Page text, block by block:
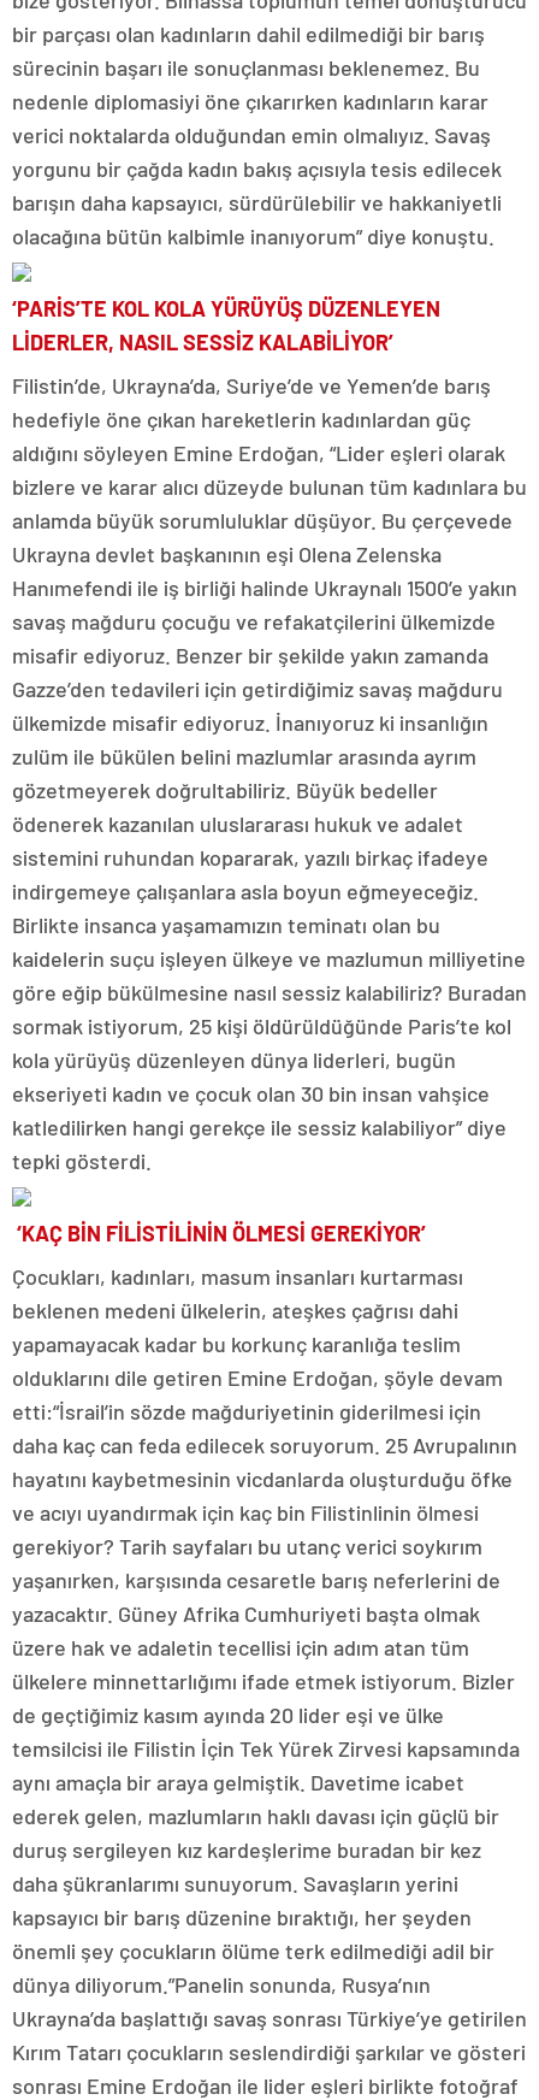
bir parçası olan kadınların dahil edilmediği bir barış
sürecinin başarı ile sonuçlanması beklenemez. Bu
nedenle diplomasiyi öne çıkarırken kadınların karar
verici noktalarda olduğundan emin olmalıyız. Savaş
yorgunu bir çağda kadın bakış açısıyla tesis edilecek
barışın daha kapsayıcı, sürdürülebilir ve hakkaniyetli
olacağına bütün kalbimle inanıyorum” diye konuştu.
‘PARİS’TE KOL KOLA YÜRÜYÜŞ DÜZENLEYEN
LİDERLER, NASIL SESSİZ KALABİLİYOR’
Filistin’de, Ukrayna’da, Suriye’de ve Yemen’de barış
hedefiyle öne çıkan hareketlerin kadınlardan güç
aldığını söyleyen Emine Erdoğan, “Lider eşleri olarak
bizlere ve karar alıcı düzeyde bulunan tüm kadınlara bu
anlamda büyük sorumluluklar düşüyor. Bu çerçevede
Ukrayna devlet başkanının eşi Olena Zelenska
Hanımefendi ile iş birliği halinde Ukraynalı 1500’e yakın
savaş mağduru çocuğu ve refakatçilerini ülkemizde
misafir ediyoruz. Benzer bir şekilde yakın zamanda
Gazze’den tedavileri için getirdiğimiz savaş mağduru
ülkemizde misafir ediyoruz. İnanıyoruz ki insanlığın
zulüm ile bükülen belini mazlumlar arasında ayrım
gözetmeyerek doğrultabiliriz. Büyük bedeller
ödenerek kazanılan uluslararası hukuk ve adalet
sistemini ruhundan kopararak, yazılı birkaç ifadeye
indirgemeye çalışanlara asla boyun eğmeyeceğiz.
Birlikte insanca yaşamamızın teminatı olan bu
kaidelerin suçu işleyen ülkeye ve mazlumun milliyetine
göre eğip bükülmesine nasıl sessiz kalabiliriz? Buradan
sormak istiyorum, 25 kişi öldürüldüğünde Paris’te kol
kola yürüyüş düzenleyen dünya liderleri, bugün
ekseriyeti kadın ve çocuk olan 30 bin insan vahşice
katledilirken hangi gerekçe ile sessiz kalabiliyor” diye
tepki gösterdi.
‘KAÇ BİN FİLİSTİLİNİN ÖLMESİ GEREKİYOR’
Çocukları, kadınları, masum insanları kurtarması
beklenen medeni ülkelerin, ateşkes çağrısı dahi
yapamayacak kadar bu korkunç karanlığa teslim
olduklarını dile getiren Emine Erdoğan, şöyle devam
etti:“İsrail’in sözde mağduriyetinin giderilmesi için
daha kaç can feda edilecek soruyorum. 25 Avrupalının
hayatını kaybetmesinin vicdanlarda oluşturduğu öfke
ve acıyı uyandırmak için kaç bin Filistinlinin ölmesi
gerekiyor? Tarih sayfaları bu utanç verici soykırım
yaşanırken, karşısında cesaretle barış neferlerini de
yazacaktır. Güney Afrika Cumhuriyeti başta olmak
üzere hak ve adaletin tecellisi için adım atan tüm
ülkelere minnettarlığımı ifade etmek istiyorum. Bizler
de geçtiğimiz kasım ayında 20 lider eşi ve ülke
temsilcisi ile Filistin İçin Tek Yürek Zirvesi kapsamında
aynı amaçla bir araya gelmiştik. Davetime icabet
ederek gelen, mazlumların haklı davası için güçlü bir
duruş sergileyen kız kardeşlerime buradan bir kez
daha şükranlarımı sunuyorum. Savaşların yerini
kapsayıcı bir barış düzenine bıraktığı, her şeyden
önemli şey çocukların ölüme terk edilmediği adil bir
dünya diliyorum.”Panelin sonunda, Rusya’nın
Ukrayna’da başlattığı savaş sonrası Türkiye’ye getirilen
Kırım Tatarı çocukların seslendirdiği şarkılar ve gösteri
sonrası Emine Erdoğan ile lider eşleri birlikte fotoğraf